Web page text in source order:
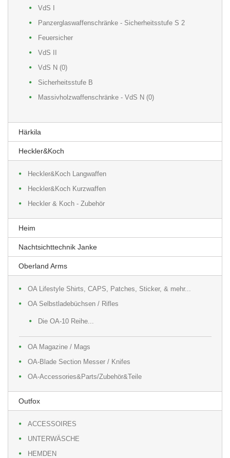
VdS I
Panzerglaswaffenschränke - Sicherheitsstufe S 2
Feuersicher
VdS II
VdS N (0)
Sicherheitsstufe B
Massivholzwaffenschränke - VdS N (0)
Härkila
Heckler&Koch
Heckler&Koch Langwaffen
Heckler&Koch Kurzwaffen
Heckler & Koch - Zubehör
Heim
Nachtsichttechnik Janke
Oberland Arms
OA Lifestyle Shirts, CAPS, Patches, Sticker, & mehr...
OA Selbstladebüchsen / Rifles
Die OA-10 Reihe...
OA Magazine / Mags
OA-Blade Section Messer / Knifes
OA-Accessories&Parts/Zubehör&Teile
Outfox
ACCESSOIRES
UNTERWÄSCHE
HEMDEN